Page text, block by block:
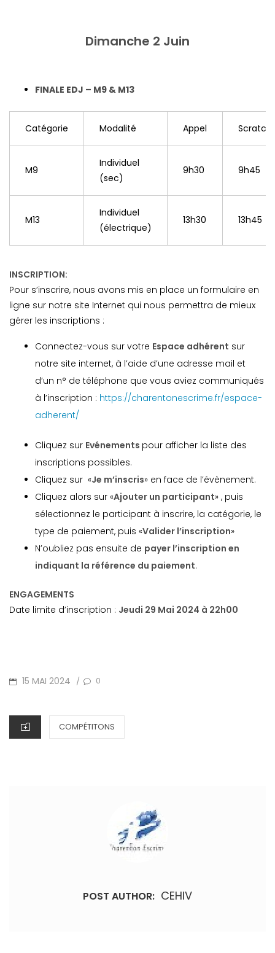
Dimanche 2 Juin
FINALE EDJ – M9 & M13
Catégorie Modalité Appel Scratch
M9
Individuel
(sec)
9h30 9h45
M13
Individuel
(électrique)
13h30 13h45
INSCRIPTION:
Pour s’inscrire, nous avons mis en place un formulaire en
ligne sur notre site Internet qui nous permettra de mieux
gérer les inscriptions :
Connectez-vous sur votre Espace adhérent sur
notre site internet, à l’aide d’une adresse mail et
d’un n° de téléphone que vous aviez communiqués
à l’inscription : https://charentonescrime.fr/espace-
adherent/
Cliquez sur Evénements pour afficher la liste des
inscriptions possibles.
Cliquez sur «Je m’inscris» en face de l’évènement.
Cliquez alors sur «Ajouter un participant» , puis
sélectionnez le participant à inscrire, la catégorie, le
type de paiement, puis «Valider l’inscription»
N’oubliez pas ensuite de payer l’inscription en
indiquant la référence du paiement.
ENGAGEMENTS
Date limite d’inscription : Jeudi 29 Mai 2024 à 22h00
POSTED
15 MAI 2024 / 0
CATEGORIES
COMPÉTITONS
POST AUTHOR: CEHIV